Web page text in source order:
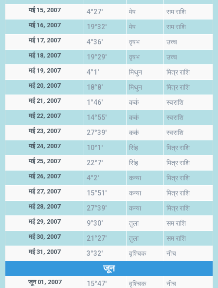
मई 15, 2007 4°27' मेष सम राशि
मई 16, 2007 19°32' मेष सम राशि
मई 17, 2007 4°36' वृषभ उच्च
मई 18, 2007 19°29' वृषभ उच्च
मई 19, 2007 4°1' मिथुन मित्र राशि
मई 20, 2007 18°8' मिथुन मित्र राशि
मई 21, 2007 1°46' कर्क स्वराशि
मई 22, 2007 14°55' कर्क स्वराशि
मई 23, 2007 27°39' कर्क स्वराशि
मई 24, 2007 10°1' सिंह मित्र राशि
मई 25, 2007 22°7' सिंह मित्र राशि
मई 26, 2007 4°2' कन्या मित्र राशि
मई 27, 2007 15°51' कन्या मित्र राशि
मई 28, 2007 27°39' कन्या मित्र राशि
मई 29, 2007 9°30' तुला सम राशि
मई 30, 2007 21°27' तुला सम राशि
मई 31, 2007 3°32' वृश्चिक नीच
जून
जून 01, 2007 15°47' वृश्चिक नीच